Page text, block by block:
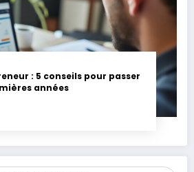
: 5 conseils pour passer
années